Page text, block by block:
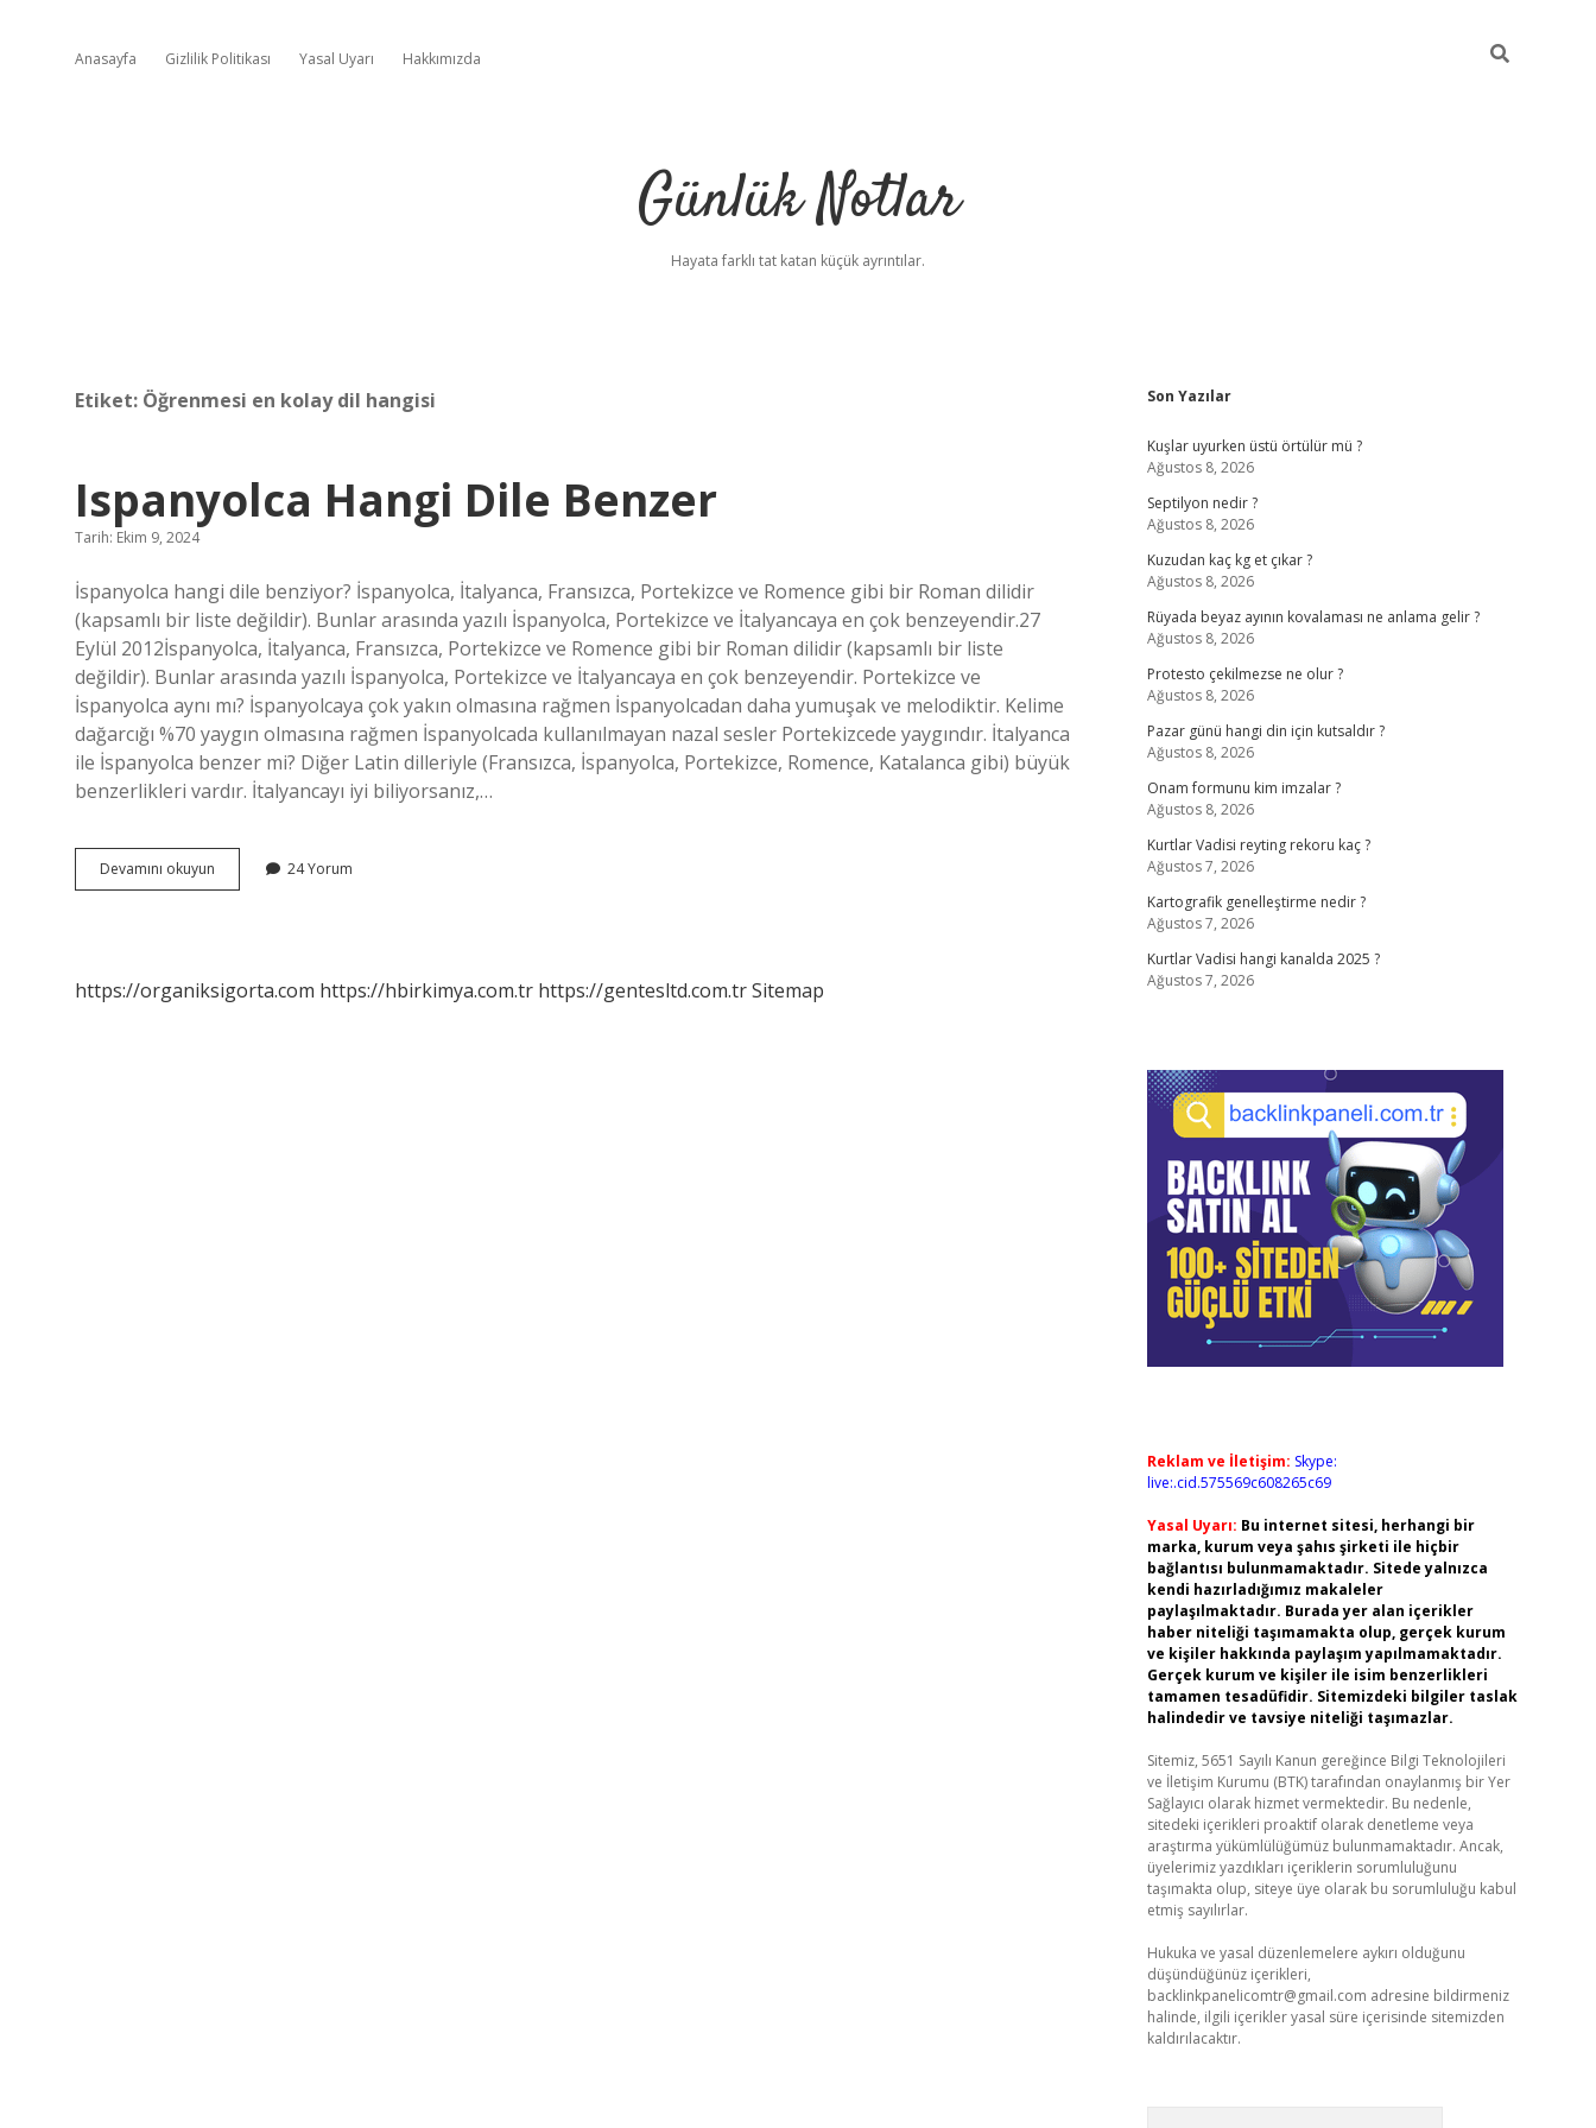
Anasayfa Gizlilik Politikası Yasal Uyarı Hakkımızda
Günlük Notlar
Hayata farklı tat katan küçük ayrıntılar.
Etiket: Öğrenmesi en kolay dil hangisi
Ispanyolca Hangi Dile Benzer
Tarih: Ekim 9, 2024
İspanyolca hangi dile benziyor? İspanyolca, İtalyanca, Fransızca, Portekizce ve Romence gibi bir Roman dilidir
(kapsamlı bir liste değildir). Bunlar arasında yazılı İspanyolca, Portekizce ve İtalyancaya en çok benzeyendir.27
Eylül 2012İspanyolca, İtalyanca, Fransızca, Portekizce ve Romence gibi bir Roman dilidir (kapsamlı bir liste
değildir). Bunlar arasında yazılı İspanyolca, Portekizce ve İtalyancaya en çok benzeyendir. Portekizce ve
İspanyolca aynı mı? İspanyolcaya çok yakın olmasına rağmen İspanyolcadan daha yumuşak ve melodiktir. Kelime
dağarcığı %70 yaygın olmasına rağmen İspanyolcada kullanılmayan nazal sesler Portekizcede yaygındır. İtalyanca
ile İspanyolca benzer mi? Diğer Latin dilleriyle (Fransızca, İspanyolca, Portekizce, Romence, Katalanca gibi) büyük
benzerlikleri vardır. İtalyancayı iyi biliyorsanız,…
Devamını okuyun Ispanyolca
Hangi
24 Yorum
https://organiksigorta.com https://hbirkimya.com.tr https://gentesltd.com.trSitemap
Sidebar
Son Yazılar
Kuşlar uyurken üstü örtülür mü ?
Ağustos 8, 2026
Septilyon nedir ?
Ağustos 8, 2026
Kuzudan kaç kg et çıkar ?
Ağustos 8, 2026
Rüyada beyaz ayının kovalaması ne anlama gelir ?
Ağustos 8, 2026
Protesto çekilmezse ne olur ?
Ağustos 8, 2026
Pazar günü hangi din için kutsaldır ?
Ağustos 8, 2026
Onam formunu kim imzalar ?
Ağustos 8, 2026
Kurtlar Vadisi reyting rekoru kaç ?
Ağustos 7, 2026
Kartografik genelleştirme nedir ?
Ağustos 7, 2026
Kurtlar Vadisi hangi kanalda 2025 ?
Ağustos 7, 2026
Reklam ve İletişim: Skype:
live:.cid.575569c608265c69
Yasal Uyarı: Bu internet sitesi, herhangi bir
marka, kurum veya şahıs şirketi ile hiçbir
bağlantısı bulunmamaktadır. Sitede yalnızca
kendi hazırladığımız makaleler
paylaşılmaktadır. Burada yer alan içerikler
haber niteliği taşımamakta olup, gerçek kurum
ve kişiler hakkında paylaşım yapılmamaktadır.
Gerçek kurum ve kişiler ile isim benzerlikleri
tamamen tesadüfidir. Sitemizdeki bilgiler taslak
halindedir ve tavsiye niteliği taşımazlar.
Sitemiz, 5651 Sayılı Kanun gereğince Bilgi Teknolojileri
ve İletişim Kurumu (BTK) tarafından onaylanmış bir Yer
Sağlayıcı olarak hizmet vermektedir. Bu nedenle,
sitedeki içerikleri proaktif olarak denetleme veya
araştırma yükümlülüğümüz bulunmamaktadır. Ancak,
üyelerimiz yazdıkları içeriklerin sorumluluğunu
taşımakta olup, siteye üye olarak bu sorumluluğu kabul
etmiş sayılırlar.
Hukuka ve yasal düzenlemelere aykırı olduğunu
düşündüğünüz içerikleri,
backlinkpanelicomtr@gmail.com adresine bildirmeniz
halinde, ilgili içerikler yasal süre içerisinde sitemizden
kaldırılacaktır.